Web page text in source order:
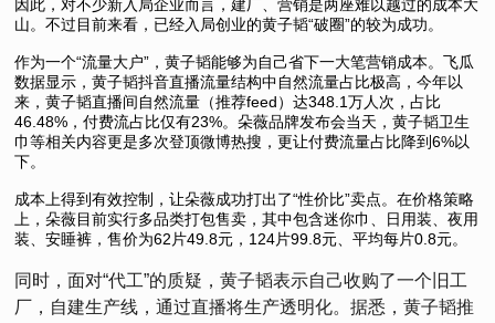
因此，对不少新入局企业而言，建厂、营销是两座难以越过的成本大
山。不过目前来看，已经入局创业的黄子韬“破圈”的较为成功。
作为一个“流量大户”，黄子韬能够为自己省下一大笔营销成本。飞瓜
数据显示，黄子韬抖音直播流量结构中自然流量占比极高，今年以
来，黄子韬直播间自然流量（推荐feed）达348.1万人次，占比
46.48%，付费流占比仅有23%。朵薇品牌发布会当天，黄子韬卫生
巾等相关内容更是多次登顶微博热搜，更让付费流量占比降到6%以
下。
成本上得到有效控制，让朵薇成功打出了“性价比”卖点。在价格策略
上，朵薇目前实行多品类打包售卖，其中包含迷你巾、日用装、夜用
装、安睡裤，售价为62片49.8元，124片99.8元、平均每片0.8元。
同时，面对“代工”的质疑，黄子韬表示自己收购了一个旧工
厂，自建生产线，通过直播将生产透明化。据悉，黄子韬推